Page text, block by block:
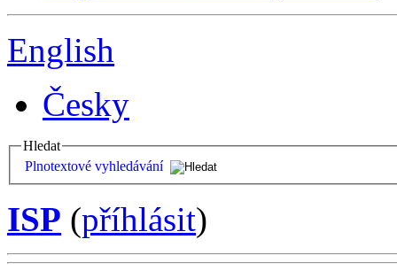
English
Česky
Hledat
Plnotextové vyhledávání
ISP (příhlásit)